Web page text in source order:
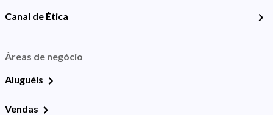
Canal de Ética
Áreas de negócio
Aluguéis
Vendas